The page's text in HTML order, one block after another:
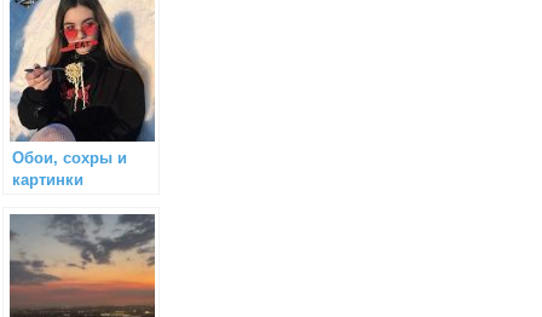
Обои, сохры и
картинки